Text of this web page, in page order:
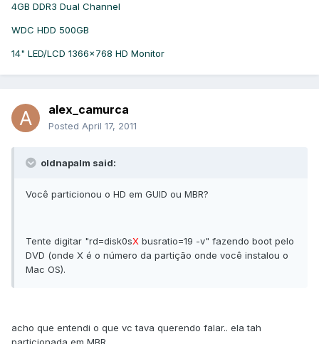
4GB DDR3 Dual Channel
WDC HDD 500GB
14" LED/LCD 1366x768 HD Monitor
alex_camurca
Posted April 17, 2011
oldnapalm said:
Você particionou o HD em GUID ou MBR?
Tente digitar "rd=disk0sX busratio=19 -v" fazendo boot pelo
DVD (onde X é o número da partição onde você instalou o
Mac OS).
acho que entendi o que vc tava querendo falar.. ela tah